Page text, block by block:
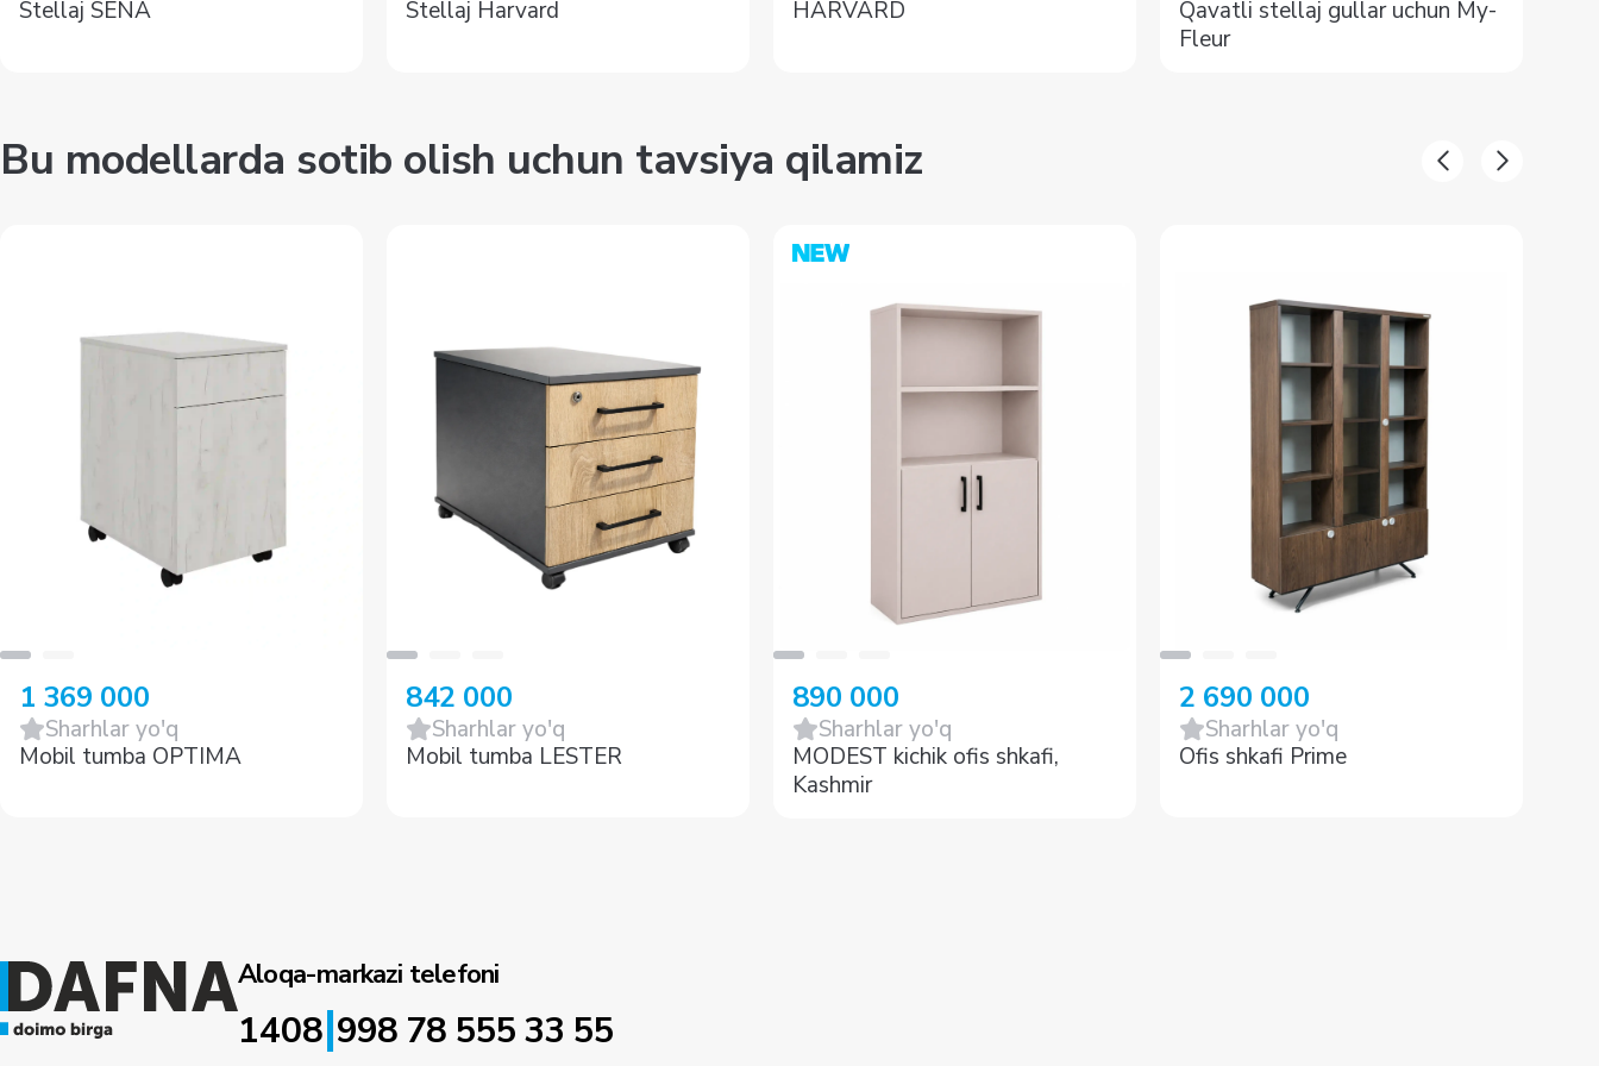
Stellaj SENA
Stellaj Harvard
HARVARD
Qavatli stellaj gullar uchun My-
Fleur
Bu modellarda sotib olish uchun tavsiya qilamiz
1 369 000
Sharhlar yo'q
Mobil tumba OPTIMA
842 000
Sharhlar yo'q
Mobil tumba LESTER
890 000
Sharhlar yo'q
MODEST kichik ofis shkafi,
Kashmir
2 690 000
Sharhlar yo'q
Ofis shkafi Prime
Aloqa-markazi telefoni
1408|998 78 555 33 55